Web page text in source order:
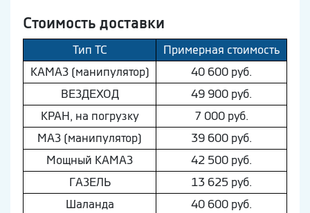
Стоимость доставки
Тип ТС
Примерная стоимость
КAМAЗ (манипулятор)
40 600 руб.
ВEЗДEХОД
49 900 руб.
КРАН, на погрузку
7 000 руб.
МAЗ (манипулятор)
39 600 руб.
Мощный КAМAЗ
42 500 руб.
ГAЗEЛЬ
13 625 руб.
Шaлaнда
40 600 руб.